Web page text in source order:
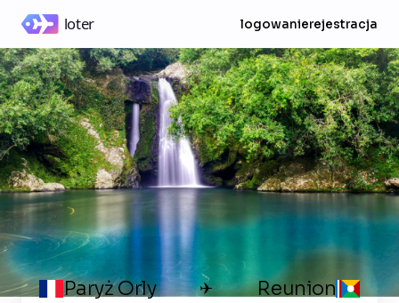
logowanierejestracja
Paryż Orly ✈ Reunion